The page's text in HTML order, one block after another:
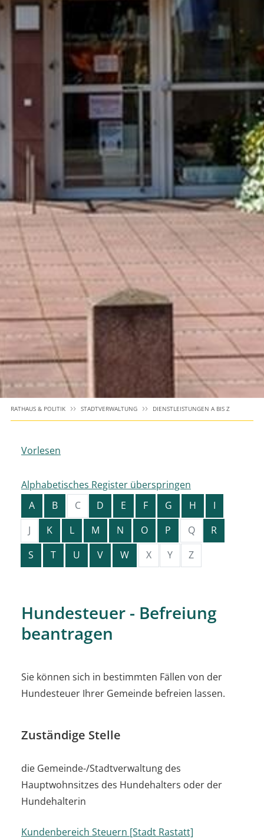
RATHAUS & POLITIK STADTVERWALTUNG DIENSTLEISTUNGEN A BIS Z
Vorlesen
Alphabetisches Register überspringen
A
B C D E F G H
I
J
K L M N O P Q
R
S
T U V W X Y Z
Hundesteuer - Befreiung
beantragen
Sie können sich in bestimmten Fällen von der
Hundesteuer Ihrer Gemeinde befreien lassen.
Zuständige Stelle
die Gemeinde-/Stadtverwaltung des
Hauptwohnsitzes des Hundehalters oder der
Hundehalterin
Kundenbereich Steuern [Stadt Rastatt]